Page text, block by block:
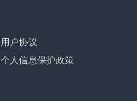
用户协议
个人信息保护政策